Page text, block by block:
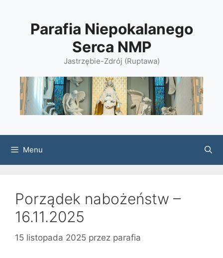
Parafia Niepokalanego
Serca NMP
Jastrzębie-Zdrój (Ruptawa)
Menu
Porządek nabożeństw –
16.11.2025
15 listopada 2025 przez parafia